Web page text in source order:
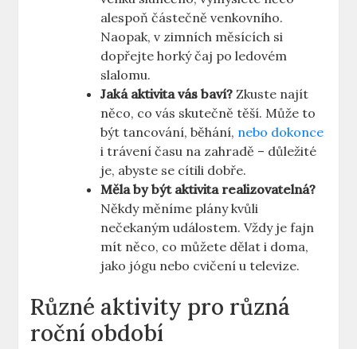
alespoň částečně venkovního.
Naopak, v zimních měsících si
dopřejte horký čaj po ledovém
slalomu.
Jaká aktivita vás baví? Zkuste najít
něco, co vás skutečně těší. Může to
být tancování, běhání, nebo dokonce
i trávení času na zahradě – důležité
je, abyste se cítili dobře.
Měla by být aktivita realizovatelná?
Někdy měníme plány kvůli
nečekaným událostem. Vždy je fajn
mít něco, co můžete dělat i doma,
jako jógu nebo cvičení u televize.
Různé aktivity pro různá
roční období